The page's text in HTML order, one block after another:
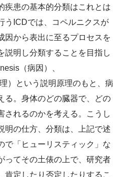
疾患の基本的分類はこれとは
うICDでは、コペルニクスが
因から表出に至るプロセスを
説明し分類することを目指し
（病因）、
）という説明原理のもと、病
る。身体のどの臓器で、どの
されるのかを考える。こうし
明の仕方、分類は、上記で述
で「ヒューリスティック」な
ってその土俵の上で、研究者
肯定したり否定したりするこ